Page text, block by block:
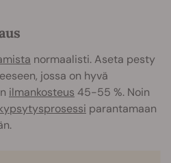
normaalisti. Aseta pesty
jossa on hyvä
ilmankosteus 45-55 %. Noin
parantamaan